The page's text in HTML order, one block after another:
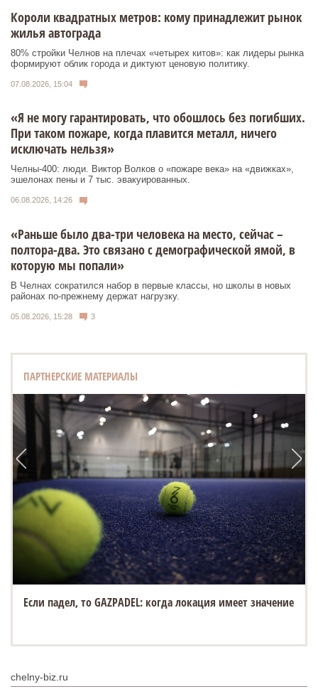
Короли квадратных метров: кому принадлежит рынок
жилья автограда
80% стройки Челнов на плечах «четырех китов»: как лидеры рынка
формируют облик города и диктуют ценовую политику.
07.08.2026, 15:04
«Я не могу гарантировать, что обошлось без погибших.
При таком пожаре, когда плавится металл, ничего
исключать нельзя»
Челны-400: люди. Виктор Волков о «пожаре века» на «движках»,
эшелонах пены и 7 тыс. эвакуированных.
06.08.2026, 14:26
«Раньше было два-три человека на место, сейчас –
полтора-два. Это связано с демографической ямой, в
которую мы попали»
В Челнах сократился набор в первые классы, но школы в новых
районах по-прежнему держат нагрузку.
05.08.2026, 15:28 3
ПАРТНЕРСКИЕ МАТЕРИАЛЫ
Если падел, то GAZPADEL: когда локация имеет значение
chelny-biz.ru